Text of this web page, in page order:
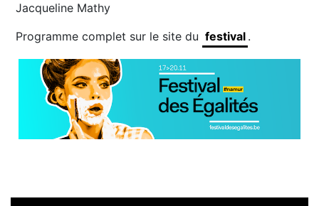
Jacqueline Mathy
Programme complet sur le site du festival .